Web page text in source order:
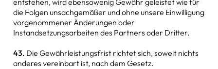
entstehen, wird ebensowenig Gewähr geleistet wie für
die Folgen unsachgemäßer und ohne unsere Einwilligung
vorgenommener Änderungen oder
Instandsetzungsarbeiten des Partners oder Dritter.
43. Die Gewährleistungsfrist richtet sich, soweit nichts
anderes vereinbart ist, nach dem Gesetz.